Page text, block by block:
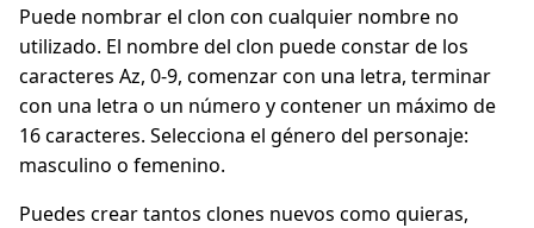
Puede nombrar el clon con cualquier nombre no
utilizado. El nombre del clon puede constar de los
caracteres Az, 0-9, comenzar con una letra, terminar
con una letra o un número y contener un máximo de
16 caracteres. Selecciona el género del personaje:
masculino o femenino.
Puedes crear tantos clones nuevos como quieras,